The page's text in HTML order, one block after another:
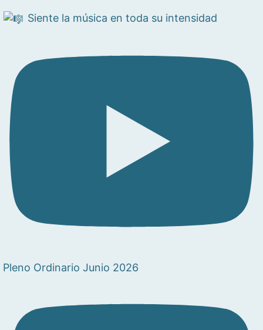
Siente la música en toda su intensidad
Pleno Ordinario Junio 2026